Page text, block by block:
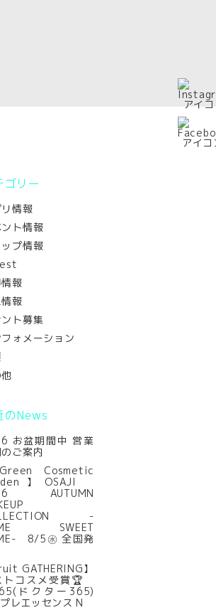
ゴリー
情報
ト情報
ップ情報
報
報
ト募集
ォメーション
のNews
お盆期間中 営業
ご案内
Cosmetic
】OSAJI
AUTUMN
-
SWEET
8/5㊌ 全国発
GATHERING】
トコスメ受賞🏆
ドクター365)
レエッセンス N